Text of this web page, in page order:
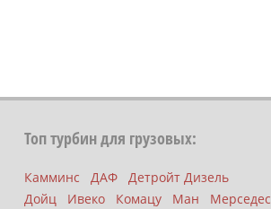
Топ турбин для грузовых:
Камминс ДАФ
Детройт Дизель
Дойц
Ивеко Комацу Ман Мерседес